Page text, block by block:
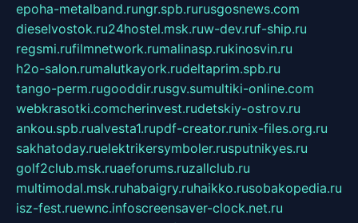
epoha-metalband.rungr.spb.rurusgosnews.com
dieselvostok.ru24hostel.msk.ruw-dev.ruf-ship.ru
regsmi.rufilmnetwork.rumalinasp.rukinosvin.ru
h2o-salon.rumalutkayork.rudeltaprim.spb.ru
tango-perm.rugooddir.rusgv.sumultiki-online.com
webkrasotki.comcherinvest.rudetskiy-ostrov.ru
ankou.spb.rualvesta1.rupdf-creator.runix-files.org.ru
sakhatoday.ruelektrikersymboler.rusputnikyes.ru
golf2club.msk.ruaeforums.ruzallclub.ru
multimodal.msk.ruhabaigry.ruhaikko.rusobakopedia.ru
isz-fest.ruewnc.infoscreensaver-clock.net.ru